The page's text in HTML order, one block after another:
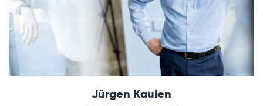
Jürgen Kaulen